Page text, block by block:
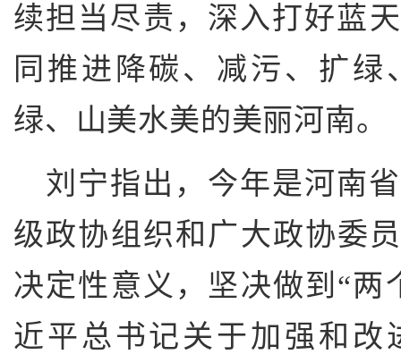
续担当尽责，深入打好蓝
同推进降碳、减污、扩
绿、山美水美的美丽河南。
刘宁指出，今年是河南
级政协组织和广大政协委
决定性意义，坚决做到“两
近平总书记关于加强和改